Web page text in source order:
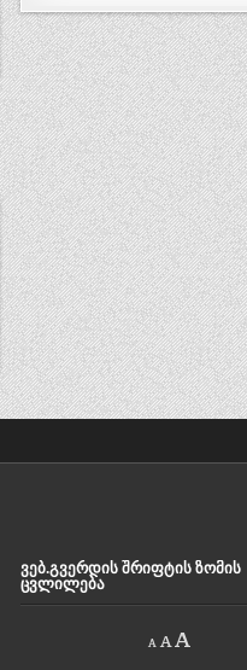
ᲕᲔᲑ.ᲒᲕᲔᲠᲓᲘᲡ ᲨᲠᲘᲤᲢᲘᲡ ᲖᲝᲛᲘᲡ
ᲪᲕᲚᲘᲚᲔᲑᲐ
A
Decrease
font
A Reset
A